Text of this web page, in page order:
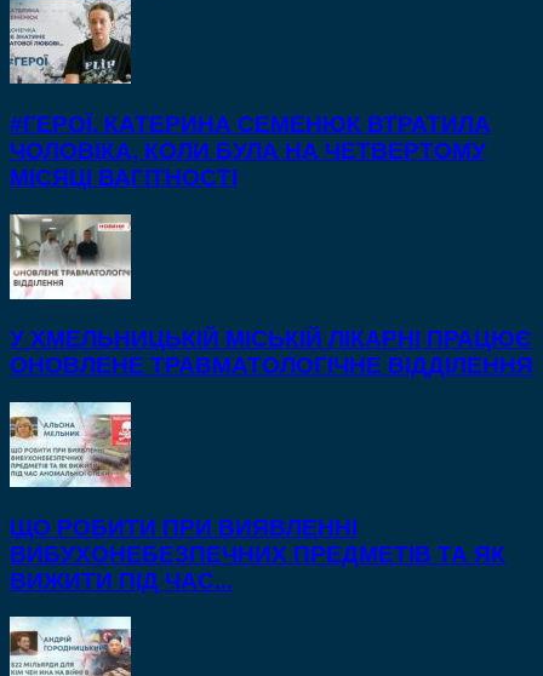
#ГЕРОЇ. КАТЕРИНА СЕМЕНЮК ВТРАТИЛА
ЧОЛОВІКА, КОЛИ БУЛА НА ЧЕТВЕРТОМУ
МІСЯЦІ ВАГІТНОСТІ
У ХМЕЛЬНИЦЬКІЙ МІСЬКІЙ ЛІКАРНІ ПРАЦЮЄ
ОНОВЛЕНЕ ТРАВМАТОЛОГІЧНЕ ВІДДІЛЕННЯ
ЩО РОБИТИ ПРИ ВИЯВЛЕННІ
ВИБУХОНЕБЕЗПЕЧНИХ ПРЕДМЕТІВ ТА ЯК
ВИЖИТИ ПІД ЧАС...